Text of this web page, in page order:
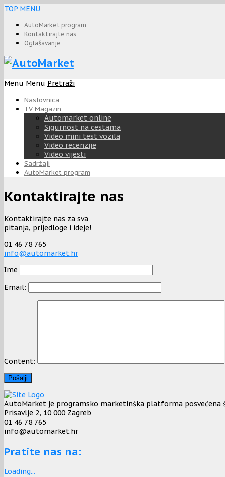
TOP MENU
AutoMarket program
Kontaktirajte nas
Oglašavanje
Menu Menu Pretraži
Naslovnica
TV Magazin
Automarket online
Sigurnost na cestama
Video mini test vozila
Video recenzije
Video vijesti
Sadržaji
AutoMarket program
Kontaktirajte nas
Kontaktirajte nas za sva
pitanja, prijedloge i ideje!
01 46 78 765
info@automarket.hr
Ime
Email:
Content:
AutoMarket je programsko marketinška platforma
Prisavlje 2, 10 000 Zagreb
01 46 78 765
info@automarket.hr
Pratite nas na:
Loading...